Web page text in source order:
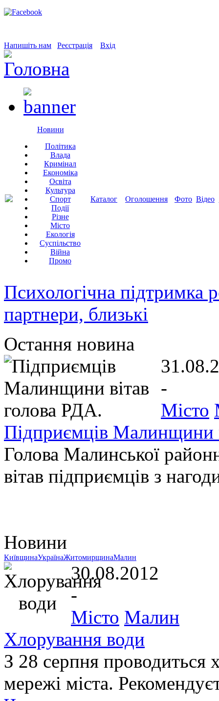
Напишіть нам Реєстрація Вхід
Новини
Політика
Влада
Кримінал
Економіка
Освіта
Культура
Спорт
Події
Різне
Місто
Екологія
Суспільство
Війна
Промо
Каталог Оголошення Фото Відео
Психологічна підтримка
партнери, близькі
Остання новина
-
Місто
Підприємців Малинщини
Голова Малинської
вітав підприємців з
Новини
КиївщинаУкраїнаЖитомирщинаМалин
30.08.2012
-
Місто Малин
Хлорування води
З 28 серпня проводиться
мережі міста.